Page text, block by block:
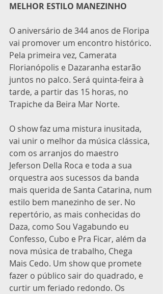
MELHOR ESTILO MANEZINHO
O aniversário de 344 anos de Floripa
vai promover um encontro histórico.
Pela primeira vez, Camerata
Florianópolis e Dazaranha estarão
juntos no palco. Será quinta-feira à
tarde, a partir das 15 horas, no
Trapiche da Beira Mar Norte.
O show faz uma mistura inusitada,
vai unir o melhor da música clássica,
com os arranjos do maestro
Jeferson Della Roca e toda a sua
orquestra aos sucessos da banda
mais querida de Santa Catarina, num
estilo bem manezinho de ser. No
repertório, as mais conhecidas do
Daza, como Sou Vagabundo eu
Confesso, Cubo e Pra Ficar, além da
nova música de trabalho, Chega
Mais Cedo. Um show que promete
fazer o público sair do quadrado, e
curtir um feriado redondo. Os